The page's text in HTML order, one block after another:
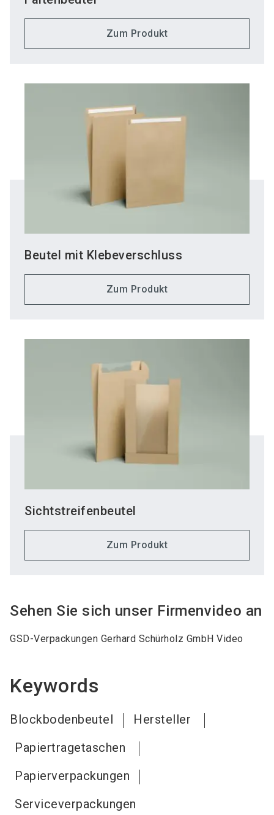
Zum Produkt
Beutel mit Klebeverschluss
Zum Produkt
Sichtstreifenbeutel
Zum Produkt
Sehen Sie sich unser Firmenvideo an
GSD-Verpackungen Gerhard Schürholz GmbH Video
Keywords
Blockbodenbeutel
Hersteller
Papiertragetaschen
Papierverpackungen
Serviceverpackungen